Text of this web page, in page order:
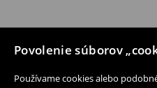
Povolenie súborov
Používame cookies alebo